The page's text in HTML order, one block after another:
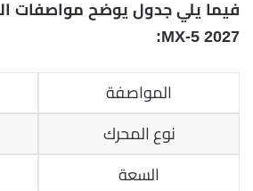
فيما يلي جدول يوضح مواصفات
MX-5 2027:
المواصفة
نوع المحرك
السعة